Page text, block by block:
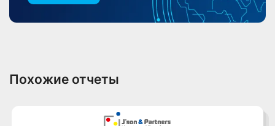
Похожие отчеты